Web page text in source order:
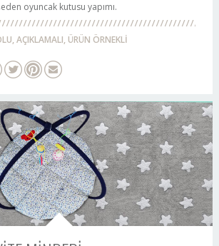
oyuncak kutusu yapımı.
AÇIKLAMALI, ÜRÜN ÖRNEKLİ